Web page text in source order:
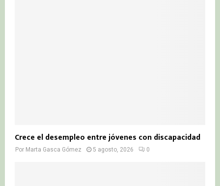
Crece el desempleo entre jóvenes con discapacidad
Por Marta Gasca Gómez 5 agosto, 2026 0